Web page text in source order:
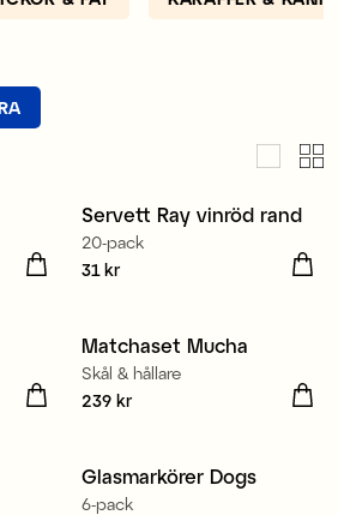
rätta tillbehören som brickor och
familj till en härlig middag.
Nyhet
Servett Ray vinröd rand
20-pack
Pris:
31 kr
Nyhet
Matchaset Mucha
Skål & hållare
Pris :239 kr
239 kr
Nyhet
Glasmarkörer Dogs
6-pack